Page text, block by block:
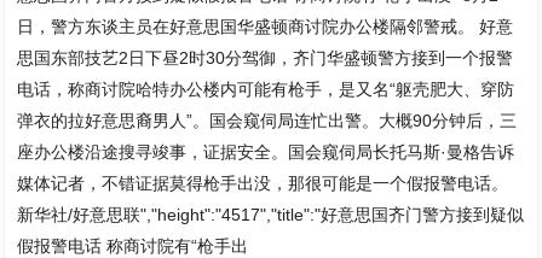
日，警方东谈主员在好意思国华盛顿商讨院办公楼隔邻警戒。 好意
思国东部技艺2日下昼2时30分驾御，齐门华盛顿警方接到一个报警
电话，称商讨院哈特办公楼内可能有枪手，是又名“躯壳肥大、穿防
弹衣的拉好意思裔男人”。国会窥伺局连忙出警。大概90分钟后，三
座办公楼沿途搜寻竣事，证据安全。国会窥伺局长托马斯·曼格告诉
媒体记者，不错证据莫得枪手出没，那很可能是一个假报警电话。
新华社/好意思联","height":"4517","title":"好意思国齐门警方接到疑似
假报警电话 称商讨院有“枪手出